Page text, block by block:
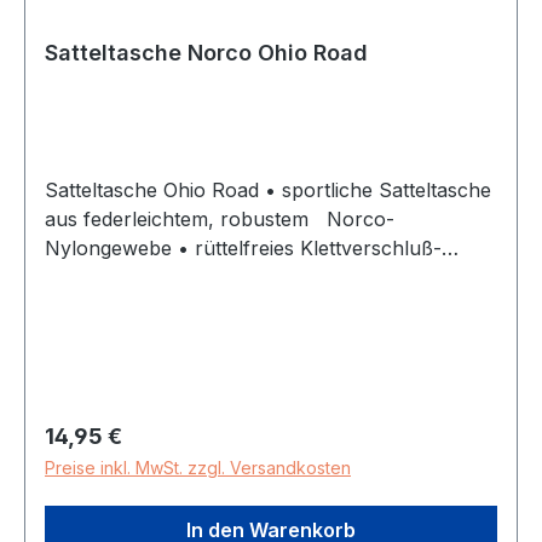
Satteltasche Norco Ohio Road
Satteltasche Ohio Road • sportliche Satteltasche
aus federleichtem, robustem Norco-
Nylongewebe • rüttelfreies Klettverschluß-
Regulärer Preis:
14,95 €
Preise inkl. MwSt. zzgl. Versandkosten
In den Warenkorb